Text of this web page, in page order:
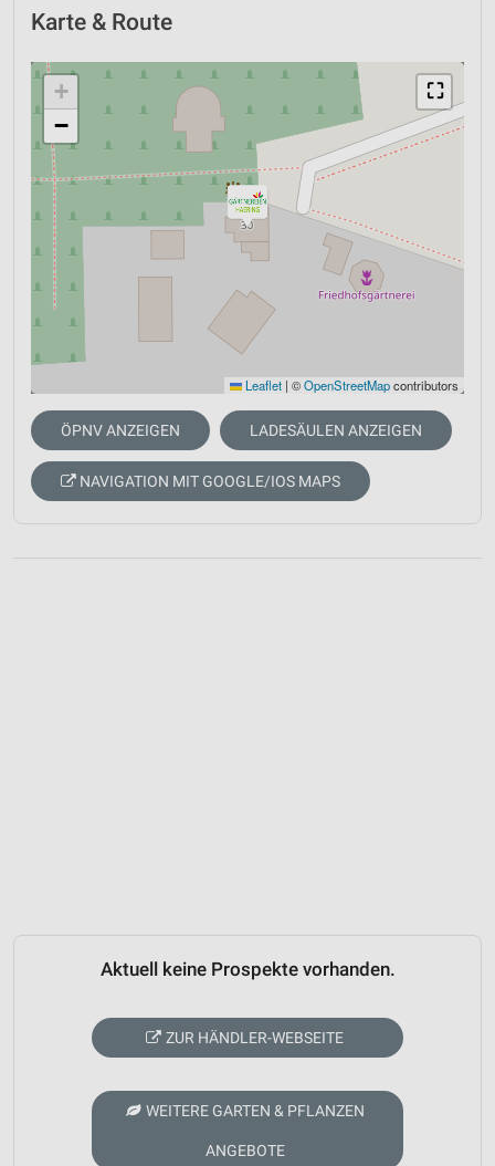
Karte & Route
⛶
+
−
Leaflet | ©OpenStreetMapcontributors
ÖPNV ANZEIGEN LADESÄULEN ANZEIGEN
NAVIGATION MIT GOOGLE/IOS MAPS
Aktuell keine Prospekte vorhanden.
ZUR HÄNDLER-WEBSEITE
WEITERE GARTEN & PFLANZEN
ANGEBOTE